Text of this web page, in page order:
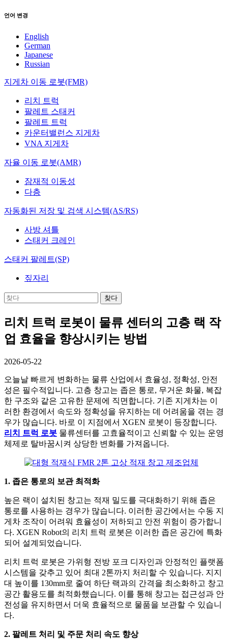
언어 변경
English
German
Japanese
Russian
지게차 이동 로봇(FMR)
리치 트럭
팔레트 스태커
팔레트 트럭
카운터밸런스 지게차
VNA 지게차
자율 이동 로봇(AMR)
잠재적 이동성
다층
자동화된 저장 및 검색 시스템(AS/RS)
사방 셔틀
스태커 크레인
스태커 팔레트(SP)
짚자리
리치 트럭 로봇이 물류 센터의 고층 랙 작
업 효율을 향상시키는 방법
2026-05-22
오늘날 빠르게 변화하는 물류 산업에서 효율성, 정확성, 안전
성은 필수적입니다. 고층 창고는 좁은 통로, 무거운 화물, 복잡
한 구조와 같은 고유한 문제에 직면합니다. 기존 지게차는 이
러한 환경에서 속도와 정확성을 유지하는 데 어려움을 겪는 경
우가 많습니다. 바로 이 지점에서 XGEN 로봇이 등장합니다.
리치 트럭 로봇 물류센터를 고효율적이고 신뢰할 수 있는 운영
체제로 탈바꿈시켜 상당한 변화를 가져옵니다.
1. 좁은 통로의 보관 최적화
높은 랙이 설치된 창고는 적재 밀도를 극대화하기 위해 좁은
통로를 사용하는 경우가 많습니다. 이러한 공간에서는 수동 지
게차 조작이 어려워 효율성이 저하되고 안전 위험이 증가합니
다. XGEN Robot의 리치 트럭 로봇은 이러한 좁은 공간에 특화
되어 설계되었습니다.
리치 트럭 로봇은 가위형 전방 포크 디자인과 안정적인 플랫폼
시스템을 갖추고 있어 최대 2톤까지 처리할 수 있습니다. 지지
대 높이를 130mm로 줄여 하단 랙과의 간격을 최소화하고 창고
공간 활용도를 최적화했습니다. 이를 통해 창고는 접근성과 안
전성을 유지하면서 더욱 효율적으로 물품을 보관할 수 있습니
다.
2. 팔레트 처리 및 주문 처리 속도 향상